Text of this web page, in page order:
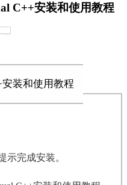
C++安装和使用教程
装和使用教程
示完成安装。